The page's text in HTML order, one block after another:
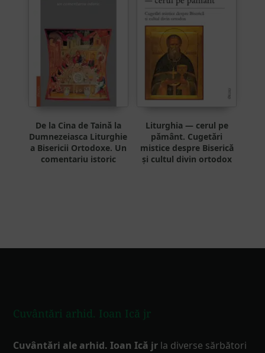
De la Cina de Taină la
Dumnezeiasca Liturghie
a Bisericii Ortodoxe. Un
comentariu istoric
Liturghia — cerul pe
pământ. Cugetări
mistice despre Biserică
și cultul divin ortodox
Cuvântări arhid. Ioan Ică jr
Cuvântări ale arhid. Ioan Ică jr la diverse sărbători